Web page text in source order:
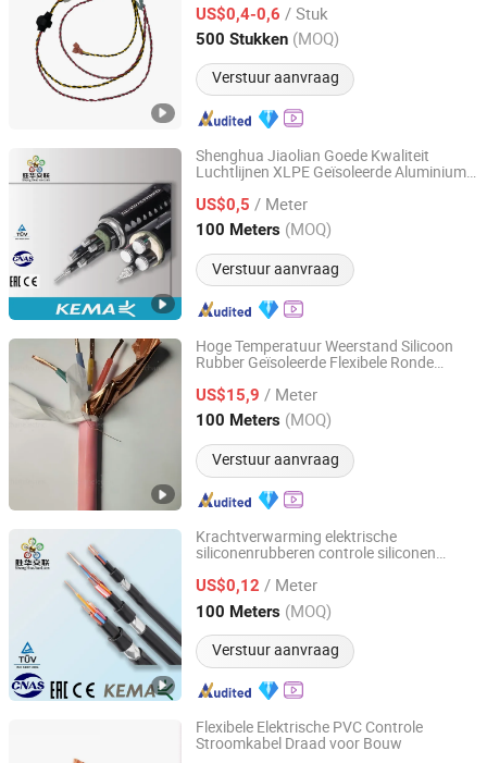
US$0,4-0,6 / Stuk
500 Stukken (MOQ)
Verstuur aanvraag
Guangdong, China Sinds 2021
Shenghua Jiaolian Goede Kwaliteit
Luchtlijnen XLPE Geïsoleerde Aluminium
US$0,5 / Meter
100 Meters (MOQ)
Verstuur aanvraag
Shenghua Jiaolian Cable(Henan) Co., Ltd.
Henan, China Sinds 2025
Hoge Temperatuur Weerstand Silicoon
Rubber Geïsoleerde Flexibele Ronde
Elektrische Krachtkabel
US$15,9 / Meter
100 Meters (MOQ)
Verstuur aanvraag
Chang'an International Trade (Henan) Co., Ltd.
Henan, China Sinds 2026
Krachtverwarming elektrische
siliconenrubberen controle siliconen
elektrische krachtbedrading kabel
US$0,12 / Meter
100 Meters (MOQ)
Verstuur aanvraag
Shenghua Jiaolian Cable(Henan) Co., Ltd.
Henan, China Sinds 2025
Flexibele Elektrische PVC Controle
Stroomkabel Draad voor Bouw
Tianjin Guanyu Electric Wire and Cable Co., Ltd.